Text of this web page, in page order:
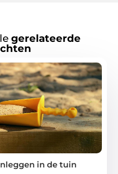
gerelateerde
in de tuin